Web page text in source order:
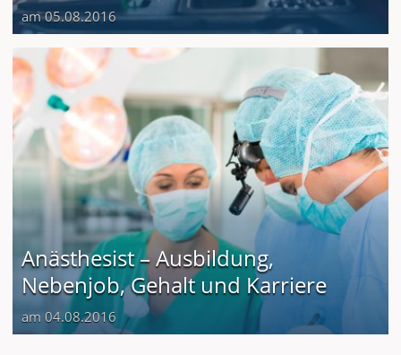
am 05.08.2016
Anästhesist – Ausbildung,
Nebenjob, Gehalt und Karriere
am 04.08.2016